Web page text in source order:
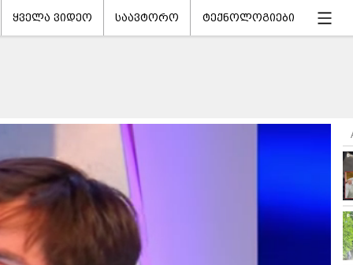
ყველა ვიდეო საავტორო ტექნოლოგიები